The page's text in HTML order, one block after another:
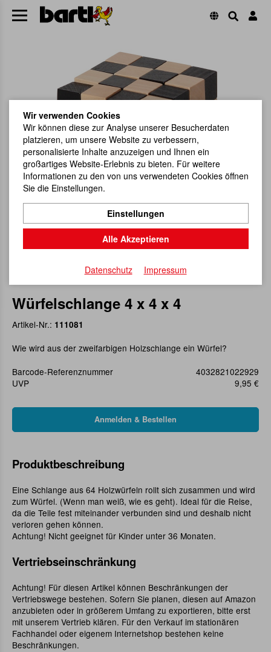
Würfelschlange 4 x 4 x 4
Artikel-Nr.: 111081
Wie wird aus der zweifarbigen Holzschlange ein Würfel?
Barcode-Referenznummer
4032821022929
UVP
9,95 €
Produktbeschreibung
Eine Schlange aus 64 Holzwürfeln rollt sich zusammen und wird
zum Würfel. (Wenn man weiß, wie es geht). Ideal für die Reise,
da die Teile fest miteinander verbunden sind und deshalb nicht
verloren gehen können.
Achtung! Nicht geeignet für Kinder unter 36 Monaten.
Vertriebseinschränkung
Achtung! Für diesen Artikel können Beschränkungen der
Vertriebswege bestehen. Sofern Sie planen, diesen auf Amazon
anzubieten oder in größerem Umfang zu exportieren, bitte erst
mit unserem Vertrieb klären. Für den Verkauf im stationären
Fachhandel oder eigenem Internetshop bestehen keine
Beschränkungen.
Wir verwenden Cookies
Wir können diese zur Analyse unserer Besucherdaten
platzieren, um unsere Website zu verbessern,
personalisierte Inhalte anzuzeigen und Ihnen ein
großartiges Website-Erlebnis zu bieten. Für weitere
Informationen zu den von uns verwendeten Cookies öffnen
Sie die Einstellungen.
Einstellungen
Alle Akzeptieren
Datenschutz Impressum